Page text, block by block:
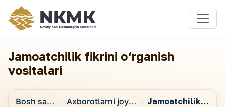
Jamoatchilik fikrini o‘rganish
vositalari
Bosh sahifa Axborotlarni joylashtirish va elektron davlat xizmatlari ko‘rsatish Jamoatchilik fikrini o‘rganish vositalari